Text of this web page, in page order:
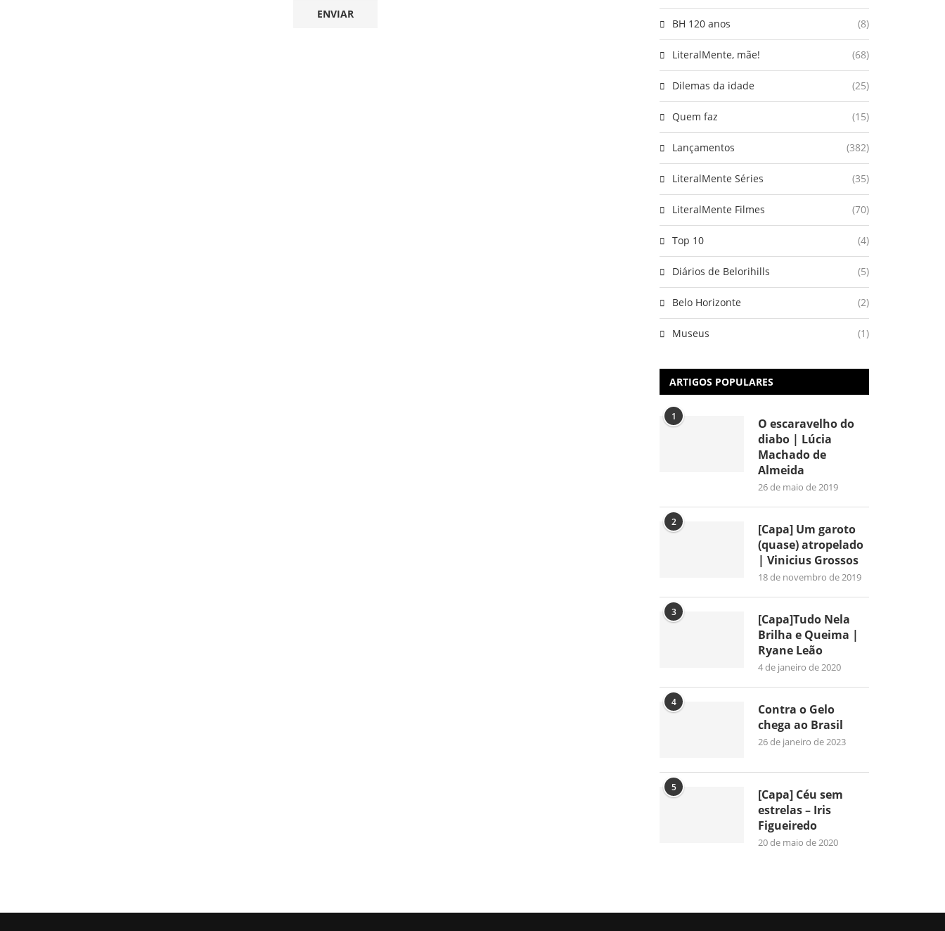
BH 120 anos (8)
LiteralMente, mãe! (68)
Dilemas da idade (25)
Quem faz (15)
Lançamentos (382)
LiteralMente Séries (35)
LiteralMente Filmes (70)
Top 10 (4)
Diários de Belorihills (5)
Belo Horizonte (2)
Museus (1)
ARTIGOS POPULARES
1
O escaravelho do
diabo | Lúcia
Machado de
Almeida
26 de maio de 2019
2
[Capa] Um garoto
(quase) atropelado
| Vinicius Grossos
18 de novembro de 2019
3
[Capa]Tudo Nela
Brilha e Queima |
Ryane Leão
4 de janeiro de 2020
4
Contra o Gelo
chega ao Brasil
26 de janeiro de 2023
5
[Capa] Céu sem
estrelas – Iris
Figueiredo
20 de maio de 2020